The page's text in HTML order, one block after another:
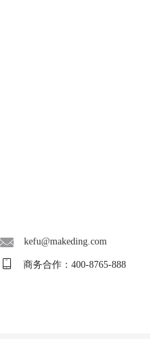
kefu@makeding.com
商务合作：400-8765-888